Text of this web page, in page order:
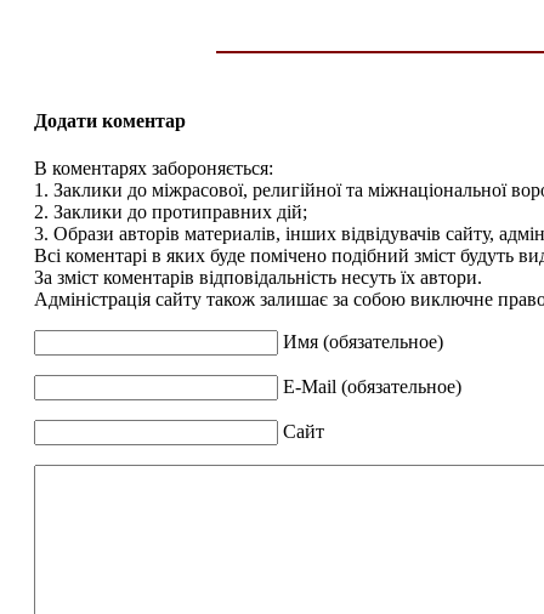
Додати коментар
В коментарях забороняється:
1. Заклики до міжрасової, религійної та міжнаціональної
2. Заклики до протиправних дій;
3. Образи авторів материалів, інших відвідувачів сайту,
Всі коментарі в яких буде помічено подібний зміст будуть
За зміст коментарів відповідальність несуть їх автори.
Адміністрація сайту також залишає за собою виключне
Имя (обязательное)
E-Mail (обязательное)
Сайт